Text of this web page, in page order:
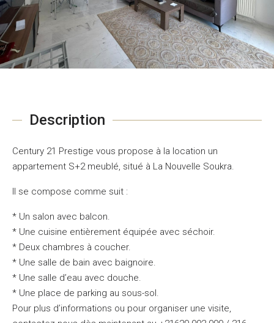
Description
Century 21 Prestige vous propose à la location un
appartement S+2 meublé, situé à La Nouvelle Soukra.
Il se compose comme suit :
* Un salon avec balcon.
* Une cuisine entièrement équipée avec séchoir.
* Deux chambres à coucher.
* Une salle de bain avec baignoire.
* Une salle d’eau avec douche.
* Une place de parking au sous-sol.
Pour plus d’informations ou pour organiser une visite,